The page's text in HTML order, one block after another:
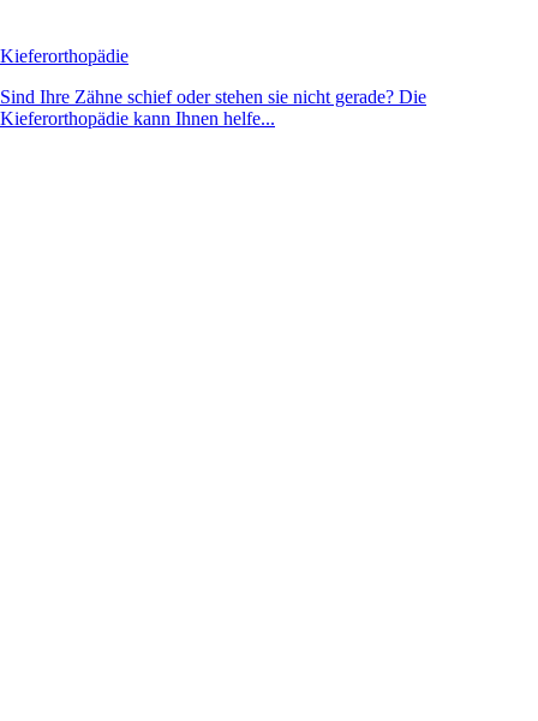
Kieferorthopädie
Sind Ihre Zähne schief oder stehen sie nicht gerade? Die
Kieferorthopädie kann Ihnen helfe...